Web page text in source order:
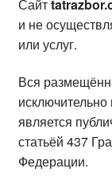
Сайт
и не
или услуг.
Вся
является
статьёй 437
Федерации.